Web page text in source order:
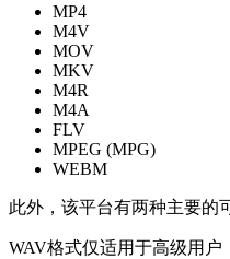
MP4
M4V
MOV
MKV
M4R
M4A
FLV
MPEG (MPG)
WEBM
此外，该平台有两种主要的
WAV格式仅适用于高级用